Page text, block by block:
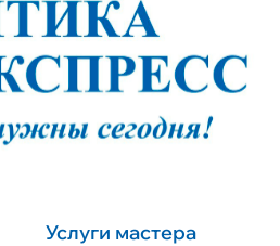
Услуги мастера